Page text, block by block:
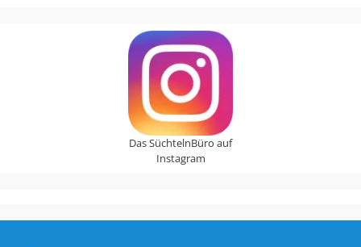
Das SüchtelnBüro auf
Instagram